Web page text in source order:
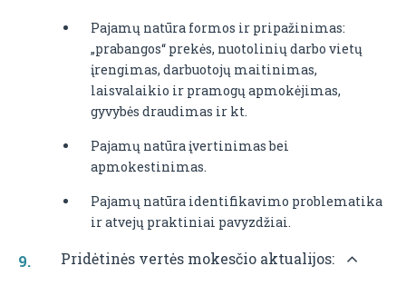
Pajamų natūra formos ir pripažinimas:
„prabangos“ prekės, nuotolinių darbo vietų
įrengimas, darbuotojų maitinimas,
laisvalaikio ir pramogų apmokėjimas,
gyvybės draudimas ir kt.
Pajamų natūra įvertinimas bei
apmokestinimas.
Pajamų natūra identifikavimo problematika
ir atvejų praktiniai pavyzdžiai.
Pridėtinės vertės mokesčio aktualijos: